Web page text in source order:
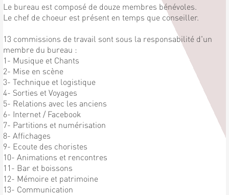
Le bureau est composé de douze membres bénévoles.
Le chef de choeur est présent en temps que conseiller.
13 commissions de travail sont sous la responsabilité d'un
membre du bureau :
1- Musique et Chants
2- Mise en scène
3- Technique et logistique
4- Sorties et Voyages
5- Relations avec les anciens
6- Internet / Facebook
7- Partitions et numérisation
8- Affichages
9- Ecoute des choristes
10- Animations et rencontres
11- Bar et boissons
12- Mémoire et patrimoine
13- Communication